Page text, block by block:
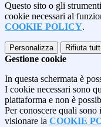
Questo sito o gli
cookie necessari al
COOKIE POLICY.
Personalizza Rifiuta tutti
Gestione cookie
In questa schermata è
I cookie necessari sono
piattaforma e non è
Per conoscere quali
visionare la COOKIE